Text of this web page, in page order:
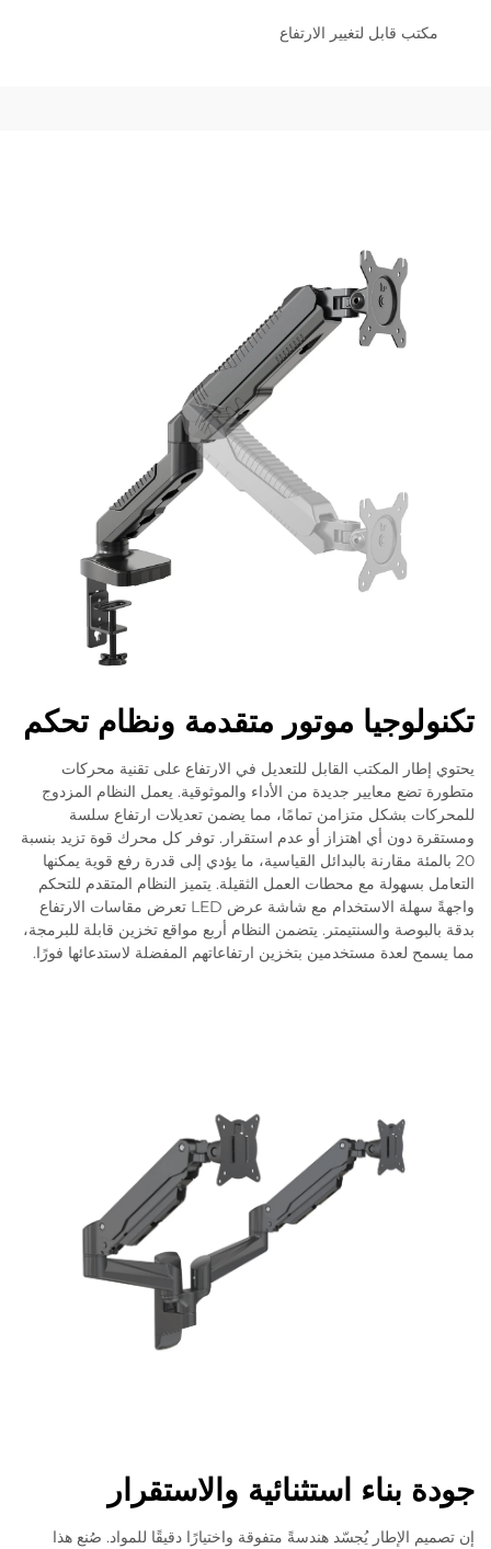
مكتب قابل لتغيير الارتفاع
تكنولوجيا موتور متقدمة ونظام تحكم
يحتوي إطار المكتب القابل للتعديل في الارتفاع على تقنية محركات
متطورة تضع معايير جديدة من الأداء والموثوقية. يعمل النظام المزدوج
للمحركات بشكل متزامن تمامًا، مما يضمن تعديلات ارتفاع سلسة
ومستقرة دون أي اهتزاز أو عدم استقرار. توفر كل محرك قوة تزيد بنسبة
20 بالمئة مقارنة بالبدائل القياسية، ما يؤدي إلى قدرة رفع قوية يمكنها
التعامل بسهولة مع محطات العمل الثقيلة. يتميز النظام المتقدم للتحكم
واجهةً سهلة الاستخدام مع شاشة عرض LED تعرض مقاسات الارتفاع
بدقة بالبوصة والسنتيمتر. يتضمن النظام أربع مواقع تخزين قابلة للبرمجة،
مما يسمح لعدة مستخدمين بتخزين ارتفاعاتهم المفضلة لاستدعائها فورًا.
جودة بناء استثنائية والاستقرار
إن تصميم الإطار يُجسّد هندسةً متفوقة واختيارًا دقيقًا للمواد. صُنع هذا